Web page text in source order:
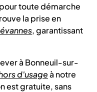
toute démarche
la prise en
, garantissant
à Bonneuil-sur-
d'usageà notre
est gratuite, sans